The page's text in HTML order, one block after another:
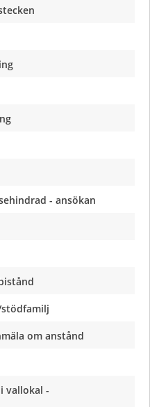
- ansökan
om anstånd
vallokal -